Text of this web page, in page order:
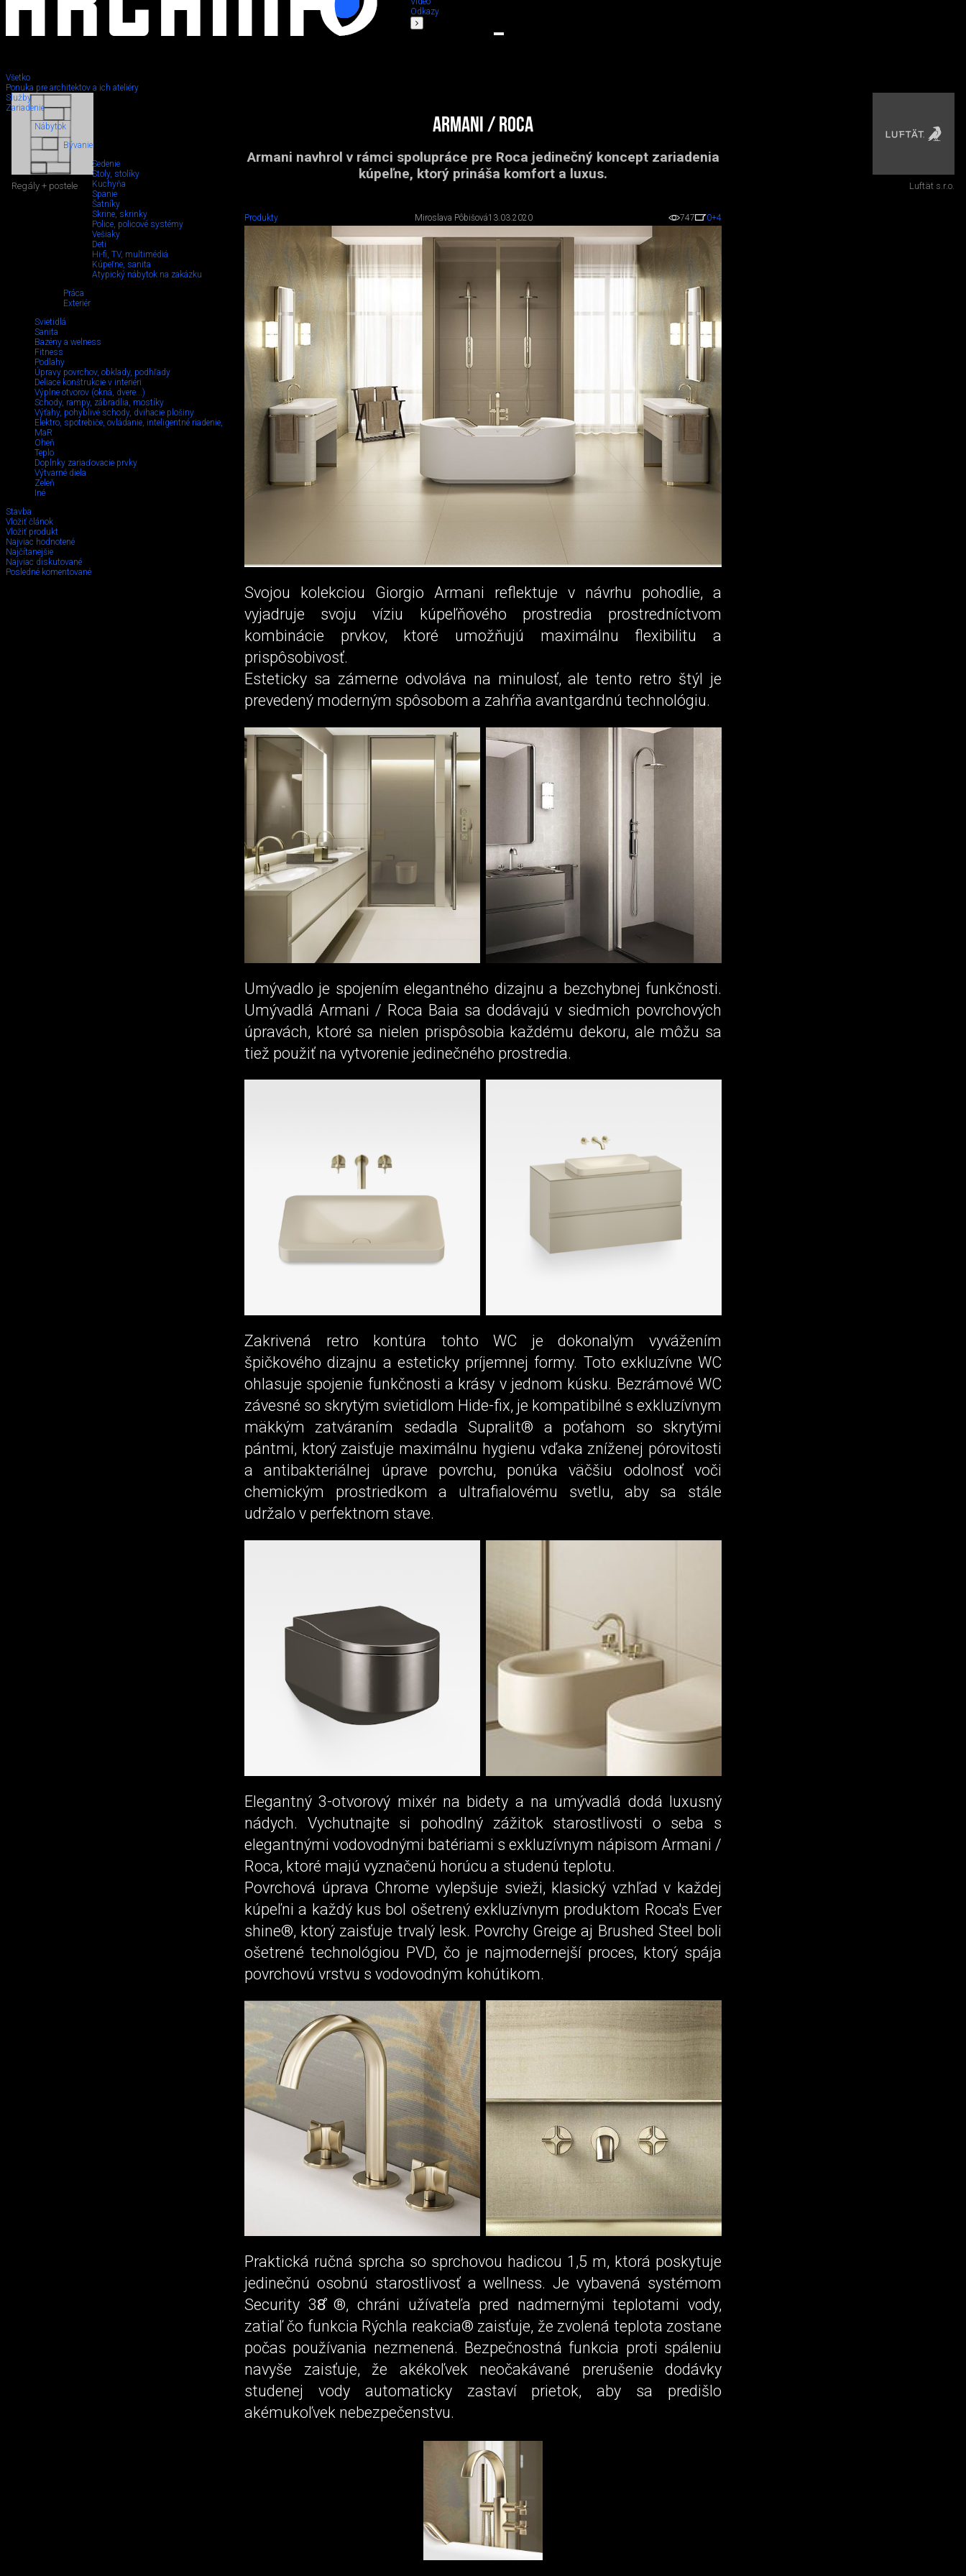
Odkazy
Všetko
Ponuka pre architektov a ich ateliéry
Služby
Zariadenie
Nábytok
Bývanie
Sedenie
Stoly, stolíky
Kuchyňa
Spanie
Šatníky
Skrine, skrinky
Police, policové systémy
Vešiaky
Deti
Hi-fi, TV, multimédiá
Kúpeľne, sanita
Atypický nábytok na zakázku
Práca
Exteriér
Svietidlá
Sanita
Bazény a welness
Fitness
Podlahy
Úpravy povrchov, obklady, podhľady
Deliace konštrukcie v interiéri
Výplne otvorov (okná, dvere...)
Schody, rampy, zábradlia, mostíky
Výťahy, pohyblivé schody, dvihacie plošiny
Elektro, spotrebiče, ovládanie, inteligentné riadenie,
MaR
Oheň
Teplo
Doplnky zariaďovacie prvky
Výtvarné diela
Zeleň
Iné
Stavba
Vložiť článok
Vložiť produkt
Najviac hodnotené
Najčítanejšie
Najviac diskutované
Posledné komentované
Armani / Roca
Armani navhrol v rámci spolupráce pre Roca jedinečný koncept zariadenia
kúpeľne, ktorý prináša komfort a luxus.
Produkty Miroslava Pôbišová13.03.2020 747 0+4
Svojou kolekciou Giorgio Armani reflektuje v návrhu pohodlie, a
vyjadruje svoju víziu kúpeľňového prostredia prostredníctvom
kombinácie prvkov, ktoré umožňujú maximálnu flexibilitu a
prispôsobivosť.
Esteticky sa zámerne odvoláva na minulosť, ale tento retro štýl je
prevedený moderným spôsobom a zahŕňa avantgardnú technológiu.
Regály + postele Luftät s.r.o.
Umývadlo je spojením elegantného dizajnu a bezchybnej funkčnosti.
Umývadlá Armani / Roca Baia sa dodávajú v siedmich povrchových
úpravách, ktoré sa nielen prispôsobia každému dekoru, ale môžu sa
tiež použiť na vytvorenie jedinečného prostredia.
Zakrivená retro kontúra tohto WC je dokonalým vyvážením
špičkového dizajnu a esteticky príjemnej formy. Toto exkluzívne WC
ohlasuje spojenie funkčnosti a krásy v jednom kúsku. Bezrámové WC
závesné so skrytým svietidlom Hide-fix, je kompatibilné s exkluzívnym
mäkkým zatváraním sedadla Supralit® a poťahom so skrytými
pántmi, ktorý zaisťuje maximálnu hygienu vďaka zníženej pórovitosti
a antibakteriálnej úprave povrchu, ponúka väčšiu odolnosť voči
chemickým prostriedkom a ultrafialovému svetlu, aby sa stále
udržalo v perfektnom stave.
Elegantný 3-otvorový mixér na bidety a na umývadlá dodá luxusný
nádych. Vychutnajte si pohodlný zážitok starostlivosti o seba s
elegantnými vodovodnými batériami s exkluzívnym nápisom Armani /
Roca, ktoré majú vyznačenú horúcu a studenú teplotu.
Povrchová úprava Chrome vylepšuje svieži, klasický vzhľad v každej
kúpeľni a každý kus bol ošetrený exkluzívnym produktom Roca's Ever
shine®, ktorý zaisťuje trvalý lesk. Povrchy Greige aj Brushed Steel boli
ošetrené technológiou PVD, čo je najmodernejší proces, ktorý spája
povrchovú vrstvu s vodovodným kohútikom.
Praktická ručná sprcha so sprchovou hadicou 1,5 m, ktorá poskytuje
jedinečnú osobnú starostlivosť a wellness. Je vybavená systémom
Security 38̊ ®, chráni užívateľa pred nadmernými teplotami vody,
zatiaľ čo funkcia Rýchla reakcia® zaisťuje, že zvolená teplota zostane
počas používania nezmenená. Bezpečnostná funkcia proti spáleniu
navyše zaisťuje, že akékoľvek neočakávané prerušenie dodávky
studenej vody automaticky zastaví prietok, aby sa predišlo
akémukoľvek nebezpečenstvu.